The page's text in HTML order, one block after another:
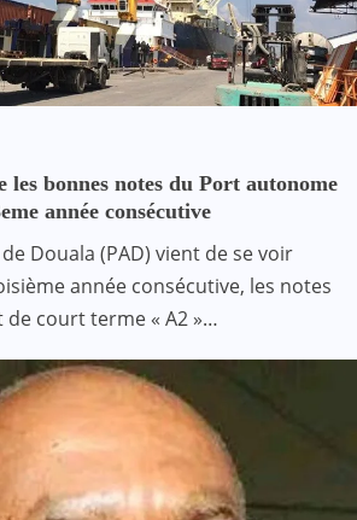
bonnes notes du Port autonome
année consécutive
Douala (PAD) vient de se voir
année consécutive, les notes
de court terme « A2 »…